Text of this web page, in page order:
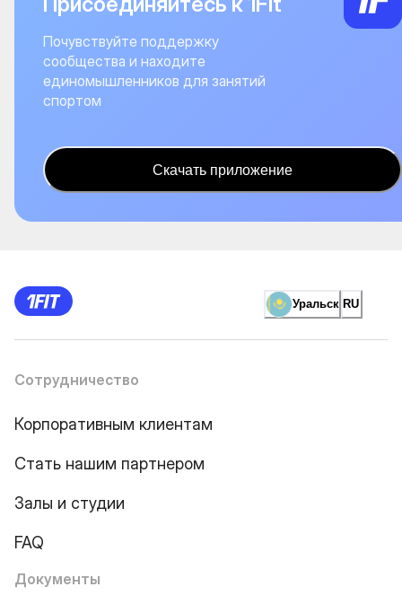
Почувствуйте поддержку
сообщества и находите
единомышленников для занятий
спортом
Скачать приложение
Уральск RU
Сотрудничество
Корпоративным клиентам
Стать нашим партнером
Залы и студии
FAQ
Документы